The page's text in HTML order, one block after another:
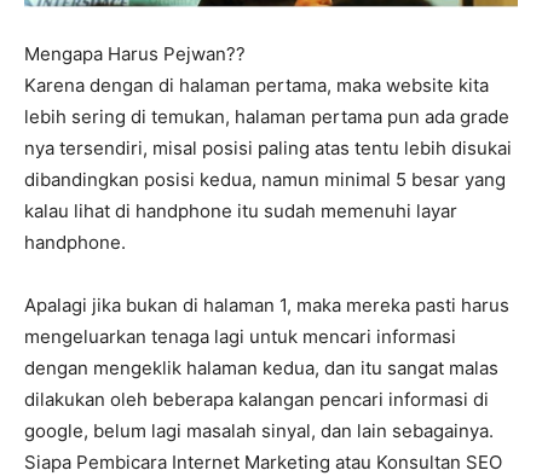
Mengapa Harus Pejwan??
Karena dengan di halaman pertama, maka website kita
lebih sering di temukan, halaman pertama pun ada grade
nya tersendiri, misal posisi paling atas tentu lebih disukai
dibandingkan posisi kedua, namun minimal 5 besar yang
kalau lihat di handphone itu sudah memenuhi layar
handphone.
Apalagi jika bukan di halaman 1, maka mereka pasti harus
mengeluarkan tenaga lagi untuk mencari informasi
dengan mengeklik halaman kedua, dan itu sangat malas
dilakukan oleh beberapa kalangan pencari informasi di
google, belum lagi masalah sinyal, dan lain sebagainya.
Siapa Pembicara Internet Marketing atau Konsultan SEO